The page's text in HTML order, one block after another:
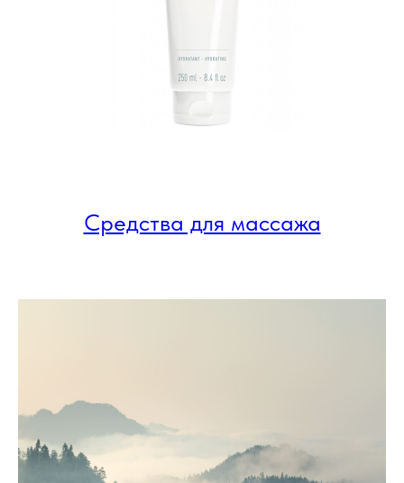
Средства для массажа